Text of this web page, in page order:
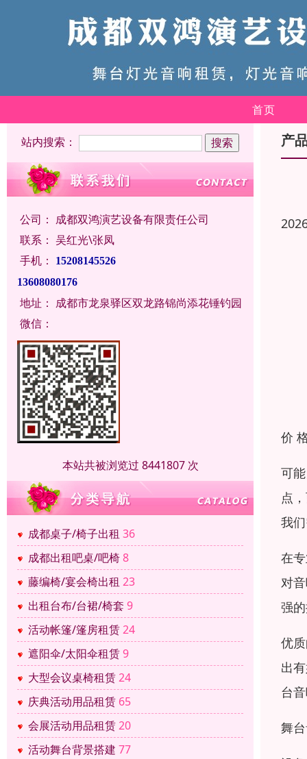
首页
站内搜索：
公司： 成都双鸿演艺设备有限责任公司
联系： 吴红光\张凤
手机：
15208145526
13608080176
地址： 成都市龙泉驿区双龙路锦尚添花锤钓园
微信：
本站共被浏览过 8441807 次
成都桌子/椅子出租 36
成都出租吧桌/吧椅8
藤编椅/宴会椅出租 23
出租台布/台裙/椅套 9
活动帐篷/篷房租赁24
遮阳伞/太阳伞租赁9
大型会议桌椅租赁24
庆典活动用品租赁 65
会展活动用品租赁20
活动舞台背景搭建 77
产
价
可
点
我
在
对
强
优
出
台
舞